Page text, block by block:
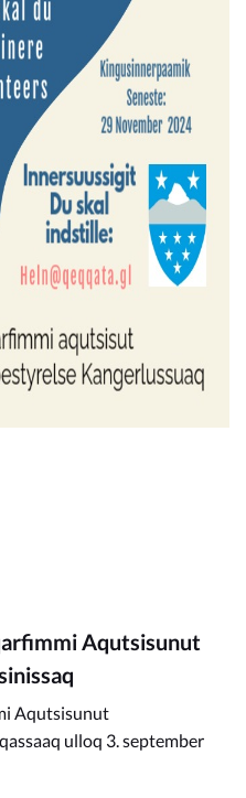
Aqutsisunut
Aqutsisunut
ulloq 3. september